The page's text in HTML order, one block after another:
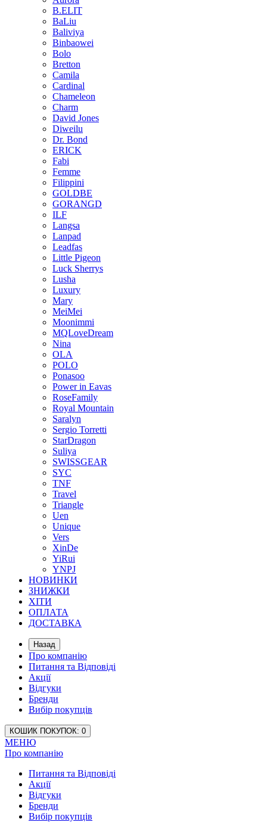
B.ELIT
BaLiu
Baliviya
Binbaowei
Bolo
Bretton
Camila
Cardinal
Chameleon
Charm
David Jones
Diweilu
Dr. Bond
ERICK
Fabi
Femme
Filippini
GOLDBE
GORANGD
ILF
Langsa
Lanpad
Leadfas
Little Pigeon
Luck Sherrys
Lusha
Luxury
Mary
MeiMei
Moonimmi
MQLoveDream
Nina
OLA
POLO
Ponasoo
Power in Eavas
RoseFamily
Royal Mountain
Saralyn
Sergio Torretti
StarDragon
Suliya
SWISSGEAR
SYC
TNF
Travel
Triangle
Uen
Unique
Vers
XinDe
YiRui
YNPJ
НОВИНКИ
ЗНИЖКИ
ХІТИ
ОПЛАТА
ДОСТАВКА
Назад
Про компанію
Питання та Відповіді
Акції
Відгуки
Бренди
Вибір покупців
КОШИК ПОКУПОК: 0
МЕНЮ
Про компанію
Питання та Відповіді
Акції
Відгуки
Бренди
Вибір покупців